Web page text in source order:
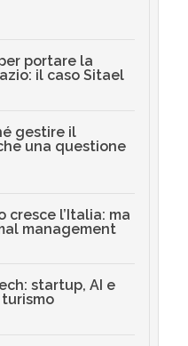
portare la
il caso Sitael
gestire il
una questione
l’Italia: ma
management
startup, AI e